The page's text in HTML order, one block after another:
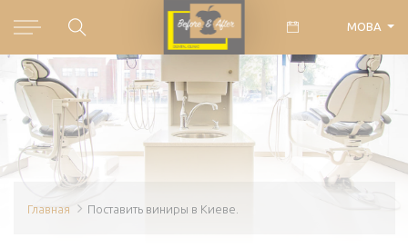
МОВА
Главная Поставить виниры в Киеве.